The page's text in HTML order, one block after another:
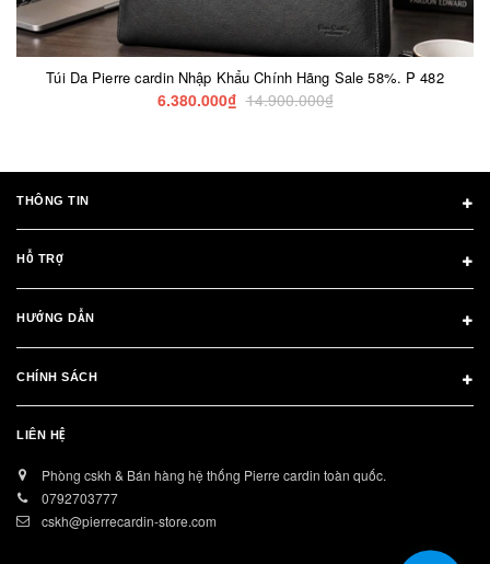
Túi Da Pierre cardin Nhập Khẩu Chính Hãng Sale 58%. P 482
6.380.000₫ 14.900.000₫
THÔNG TIN
HỖ TRỢ
HƯỚNG DẪN
CHÍNH SÁCH
LIÊN HỆ
Phòng cskh & Bán hàng hệ thống Pierre cardin toàn quốc.
0792703777
cskh@pierrecardin-store.com